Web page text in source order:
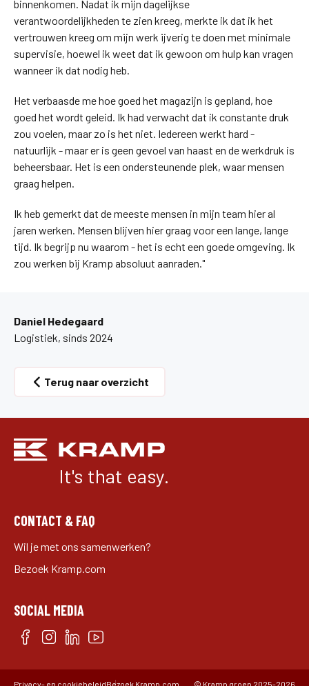
binnenkomen. Nadat ik mijn dagelijkse
verantwoordelijkheden te zien kreeg, merkte ik dat ik het
vertrouwen kreeg om mijn werk ijverig te doen met minimale
supervisie, hoewel ik weet dat ik gewoon om hulp kan vragen
wanneer ik dat nodig heb.
Het verbaasde me hoe goed het magazijn is gepland, hoe
goed het wordt geleid. Ik had verwacht dat ik constante druk
zou voelen, maar zo is het niet. Iedereen werkt hard -
natuurlijk - maar er is geen gevoel van haast en de werkdruk is
beheersbaar. Het is een ondersteunende plek, waar mensen
graag helpen.
Ik heb gemerkt dat de meeste mensen in mijn team hier al
jaren werken. Mensen blijven hier graag voor een lange, lange
tijd. Ik begrijp nu waarom - het is echt een goede omgeving. Ik
zou werken bij Kramp absoluut aanraden."
Daniel Hedegaard
Logistiek, sinds 2024
Terug naar overzicht
It's that easy.
CONTACT & FAQ
Wil je met ons samenwerken?
Bezoek Kramp.com
SOCIAL MEDIA